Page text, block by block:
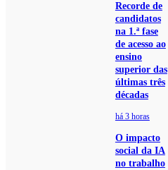
Recorde de
candidatos
na 1.ª fase
de acesso ao
ensino
superior das
últimas três
décadas
há 3 horas
O impacto
social da IA
no trabalho